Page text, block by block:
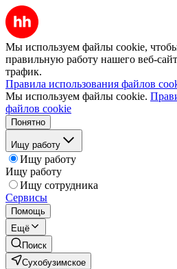
Мы используем файлы cookie,
правильную работу нашего веб-
трафик.
Правила использования файлов
Мы используем файлы cookie.
файлов cookie
Понятно
Ищу работу
Ищу работу
Ищу работу
Ищу сотрудника
Сервисы
Помощь
Ещё
Поиск
Сухобузимское